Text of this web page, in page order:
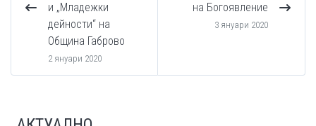
и „Младежки
дейности“ на
Община Габрово
2 януари 2020
на Богоявление
3 януари 2020